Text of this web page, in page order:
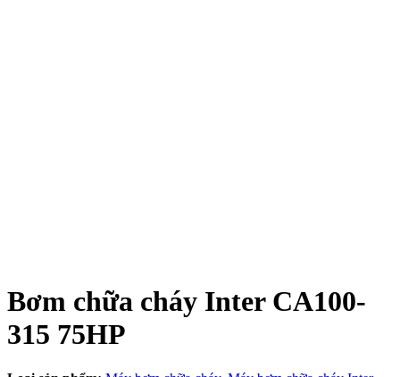
Bơm chữa cháy Inter CA100-
315 75HP